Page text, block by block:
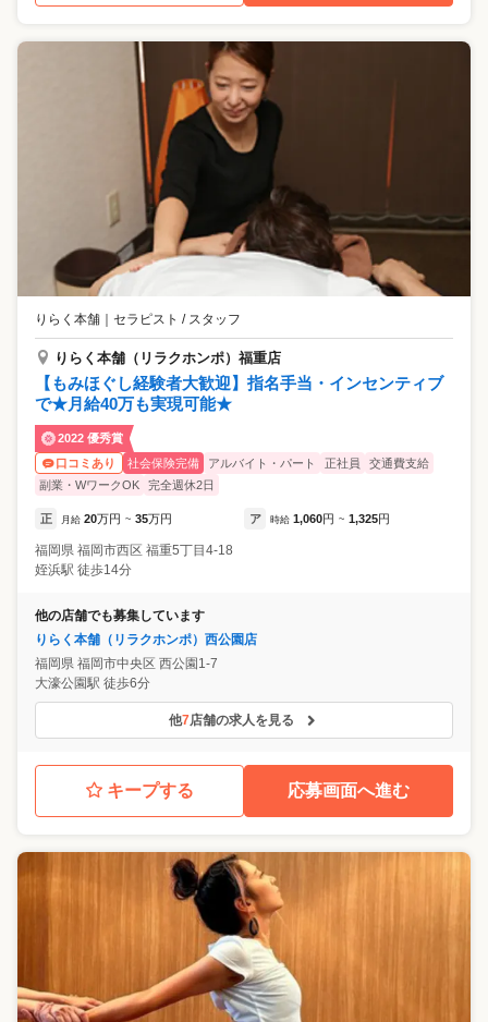
りらく本舗 セラピスト / スタッフ
りらく本舗（リラクホンポ）福重店
【もみほぐし経験者大歓迎】指名手当・インセンティブ
で★月給40万も実現可能★
2022 優秀賞
口コミあり
社会保険完備 アルバイト・パート 正社員
交通費支給
副業・WワークOK
完全週休2日
正 月給 20万円 ~ 35万円 ア 時給 1,060円 ~ 1,325円
福岡県 福岡市西区 福重5丁目4-18
姪浜駅 徒歩14分
他の店舗でも募集しています
りらく本舗（リラクホンポ）西公園店
福岡県 福岡市中央区 西公園1-7
大濠公園駅 徒歩6分
他7店舗の求人を見る
キープする 応募画面へ進む